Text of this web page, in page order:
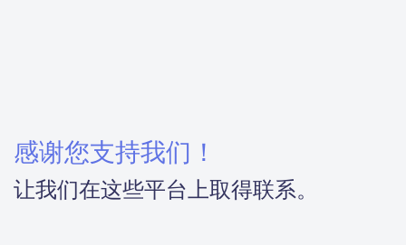
感谢您支持我们！
让我们在这些平台上取得联系。